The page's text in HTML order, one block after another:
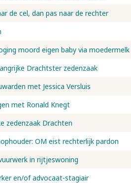
de cel, dan pas naar de rechter
moord eigen baby via moedermelk
Drachtster zedenzaak
met Jessica Versluis
met Ronald Knegt
zedenzaak Drachten
OM eist rechterlijk pardon
in rijtjeswoning
en/of advocaat-stagiair